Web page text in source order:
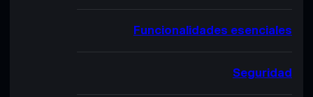
Funcionalidades esenciales
Seguridad